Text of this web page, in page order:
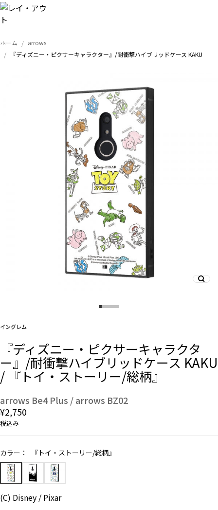
事業内容
会社概要
お知らせ
お問い合わせ（一般の皆様）
お問い合わせ（企業様）
プライバシーポリシー
ホーム
arrows
『ディズニー・ピクサーキャラクター』/耐衝撃ハイブリッドケース KAKU
イングレム
『ディズニー・ピクサーキャラクタ
ー』/耐衝撃ハイブリッドケース KAKU
/ 『トイ・ストーリー/総柄』
arrows Be4 Plus / arrows BZ02
¥2,750
税込み
カラー： 『トイ・ストーリー/総柄』
(C) Disney / Pixar